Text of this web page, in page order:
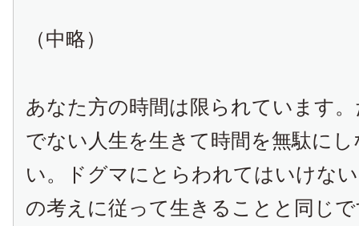
（中略）
あなた方の時間は限られています
でない人生を生きて時間を無駄に
い。ドグマにとらわれてはいけな
の考えに従って生きることと同じ